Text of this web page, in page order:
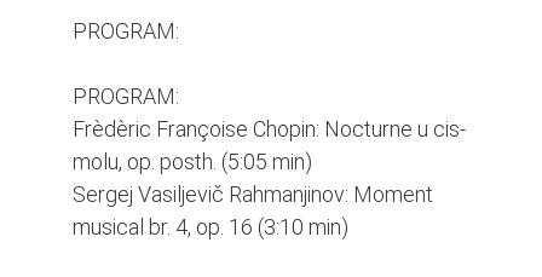
PROGRAM:
PROGRAM:
Frèdèric Françoise Chopin: Nocturne u cis-
molu, op. posth. (5:05 min)
Sergej Vasiljevič Rahmanjinov: Moment
musical br. 4, op. 16 (3:10 min)